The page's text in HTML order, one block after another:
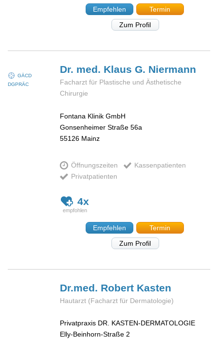
Empfehlen
Termin
Zum Profil
GÄCD
DGPRÄC
Dr. med. Klaus G. Niermann
Facharzt für Plastische und Ästhetische
Chirurgie
Fontana Klinik GmbH
Gonsenheimer Straße 56a
55126 Mainz
Öffnungszeiten
Kassenpatienten
Privatpatienten
4x
Empfehlen
Termin
Zum Profil
Dr.med. Robert Kasten
Hautarzt (Facharzt für Dermatologie)
Privatpraxis DR. KASTEN-DERMATOLOGIE
Elly-Beinhorn-Straße 2